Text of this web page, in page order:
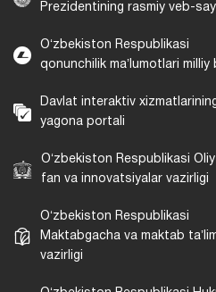
Prezidentining rasmiy veb-
Oʻzbekiston Respublikasi
qonunchilik maʼlumotlari milliy
Davlat interaktiv
yagona portali
Oʻzbekiston Respublikasi Oliy
fan va innovatsiyalar vazirligi
Oʻzbekiston Respublikasi
Maktabgacha va maktab
vazirligi